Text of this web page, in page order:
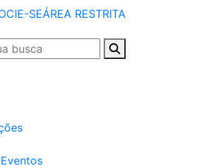
SEÁREA RESTRITA
Eventos